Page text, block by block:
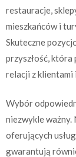
restauracje,
mieszkańców i
Skuteczne
przyszłość, która
relacji z klientami
Wybór
niezwykle ważny.
oferujących
gwarantują